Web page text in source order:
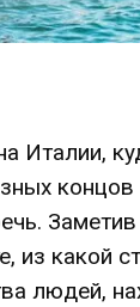
Италии,
Заметив
из какой
людей,